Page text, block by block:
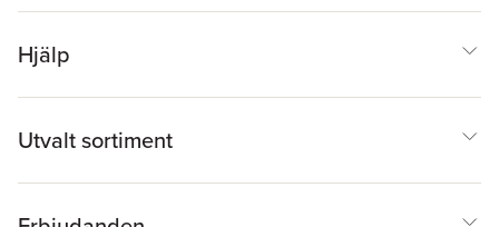
Hjälp
Utvalt sortiment